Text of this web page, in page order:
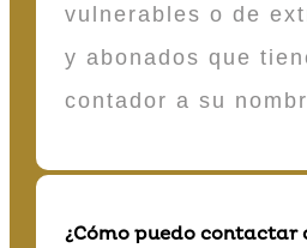
vulnerables o de
y abonados que
contador a su
¿Cómo puedo contactar